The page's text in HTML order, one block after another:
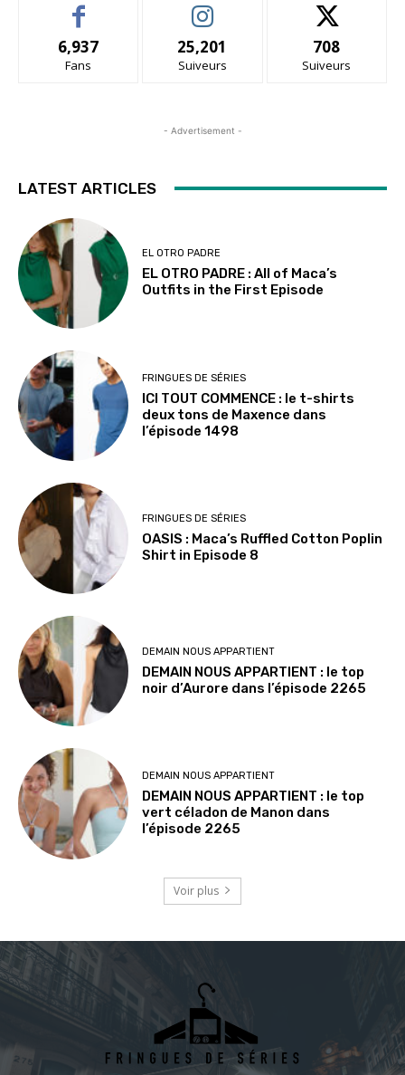
6,937
Fans
25,201
Suiveurs
708
Suiveurs
- Advertisement -
LATEST ARTICLES
EL OTRO PADRE
EL OTRO PADRE : All of Maca’s
Outfits in the First Episode
FRINGUES DE SÉRIES
ICI TOUT COMMENCE : le t-shirts
deux tons de Maxence dans
l’épisode 1498
FRINGUES DE SÉRIES
OASIS : Maca’s Ruffled Cotton Poplin
Shirt in Episode 8
DEMAIN NOUS APPARTIENT
DEMAIN NOUS APPARTIENT : le top
noir d’Aurore dans l’épisode 2265
DEMAIN NOUS APPARTIENT
DEMAIN NOUS APPARTIENT : le top
vert céladon de Manon dans
l’épisode 2265
Voir plus